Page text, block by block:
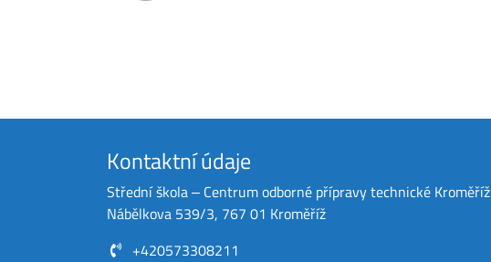
Kontaktní údaje
Střední škola ‒ Centrum odborné přípravy technické Kroměříž
Nábělkova 539/3, 767 01 Kroměříž
+420573308211